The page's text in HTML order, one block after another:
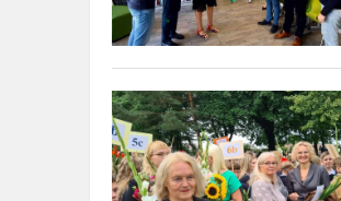
informacinis
centras...
Mokslo
ir
žinių
diena